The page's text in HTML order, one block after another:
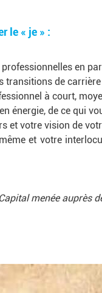
le « je » :
professionnelles en
transitions de
à court,
énergie, de ce qui
et votre vision de
et votre
menée auprès